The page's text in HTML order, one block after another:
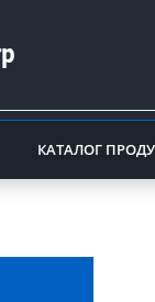
КАТАЛОГ